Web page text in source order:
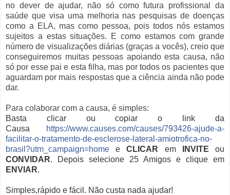
no dever de ajudar, não só como futura profissional da
saúde que visa uma melhoria nas pesquisas de doenças
como a ELA, mas como pessoa, pois todos nós estamos
sujeitos a estas situações. E como estamos com grande
número de visualizações diárias (graças a vocês), creio que
conseguiremos muitas pessoas apoiando esta causa, não
só por esse pai e esta filha, mas por todos os pacientes que
aguardam por mais respostas que a ciência ainda não pode
dar.
Para colaborar com a causa, é simples:
Basta clicar ou copiar o link da
Causa
https://www.causes.com/causes/793426-ajude-a-
facilitar-o-tratamento-de-esclerose-lateral-amiotrofica-no-
brasil?utm_campaign=home eCLICAR em INVITEou
CONVIDAR. Depois selecione 25 Amigos e clique em
ENVIAR.
Simples,rápido e fácil. Não custa nada ajudar!